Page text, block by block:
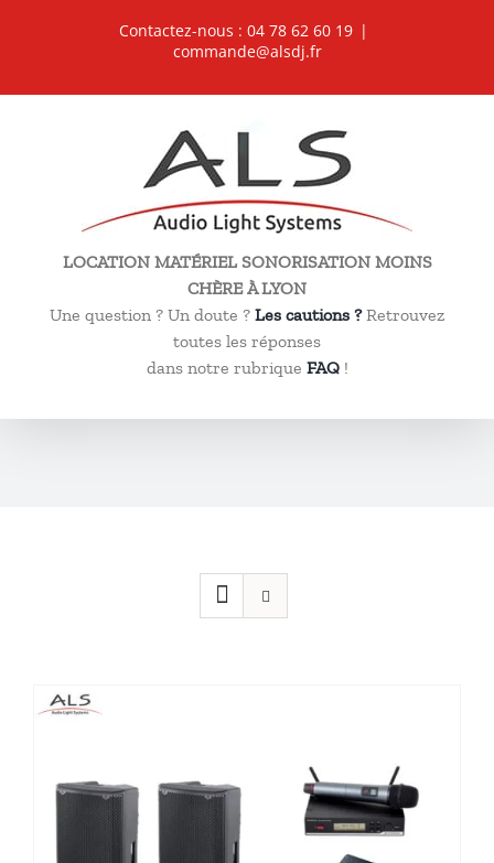
Contactez-nous : 04 78 62 60 19 |
commande@alsdj.fr
LOCATION MATÉRIEL SONORISATION MOINS
CHÈRE À LYON
Une question ? Un doute ? Les cautions ?Retrouvez
toutes les réponses
dans notre rubrique FAQ!